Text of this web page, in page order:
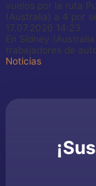
vuelos por la ruta
(Australia) a 4 por
17.07.2026 14:23
En Sídney
trabajadores de
Noticias